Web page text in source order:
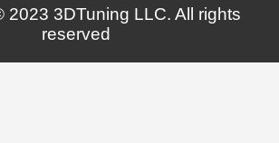
2023 3DTuning LLC. All rights
reserved